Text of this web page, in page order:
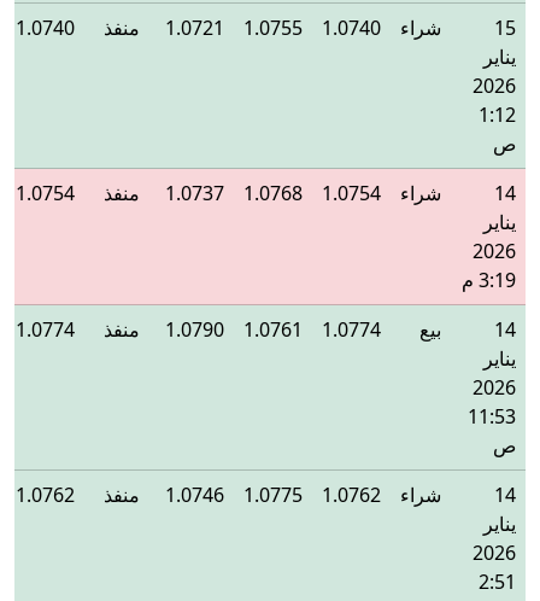
15
يناير
2026
1:12
ص
شراء 1.0740
1.0755
1.0721 منفذ 1.0740
14
يناير
2026
3:19 م
شراء 1.0754
1.0768
1.0737 منفذ 1.0754
14
يناير
2026
11:53
ص
بيع 1.0774
1.0761
1.0790 منفذ 1.0774
14
يناير
2026
2:51
شراء 1.0762
1.0775
1.0746 منفذ 1.0762